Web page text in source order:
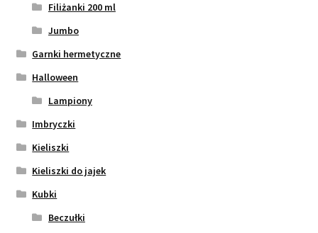
Filiżanki 200 ml
Jumbo
Garnki hermetyczne
Halloween
Lampiony
Imbryczki
Kieliszki
Kieliszki do jajek
Kubki
Beczułki